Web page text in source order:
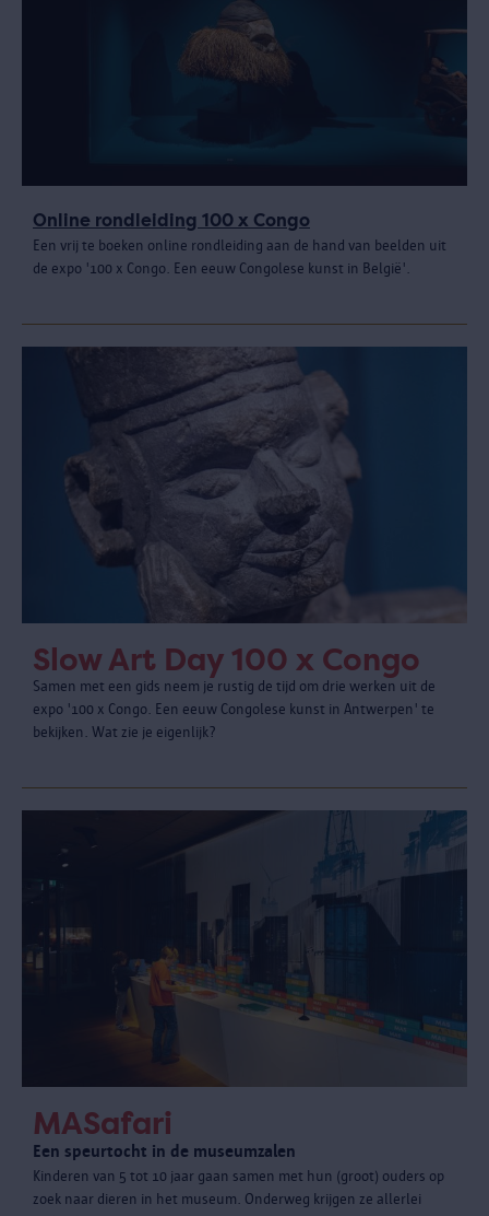
Online rondleiding 100 x Congo
Een vrij te boeken online rondleiding aan de hand van beelden uit
de expo '100 x Congo. Een eeuw Congolese kunst in België'.
Slow Art Day 100 x Congo
Samen met een gids neem je rustig de tijd om drie werken uit de
expo '100 x Congo. Een eeuw Congolese kunst in Antwerpen' te
bekijken. Wat zie je eigenlijk?
MASafari
Een speurtocht in de museumzalen
Kinderen van 5 tot 10 jaar gaan samen met hun (groot) ouders op
zoek naar dieren in het museum. Onderweg krijgen ze allerlei